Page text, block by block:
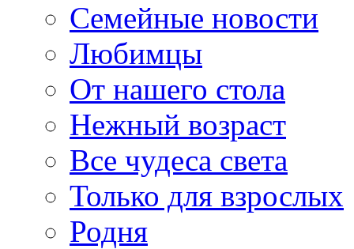
Семейные новости
Любимцы
От нашего стола
Нежный возраст
Все чудеса света
Только для взрослых
Родня